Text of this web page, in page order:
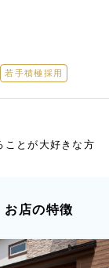
若手積極採用
ことが大好きな方
お店の特徴